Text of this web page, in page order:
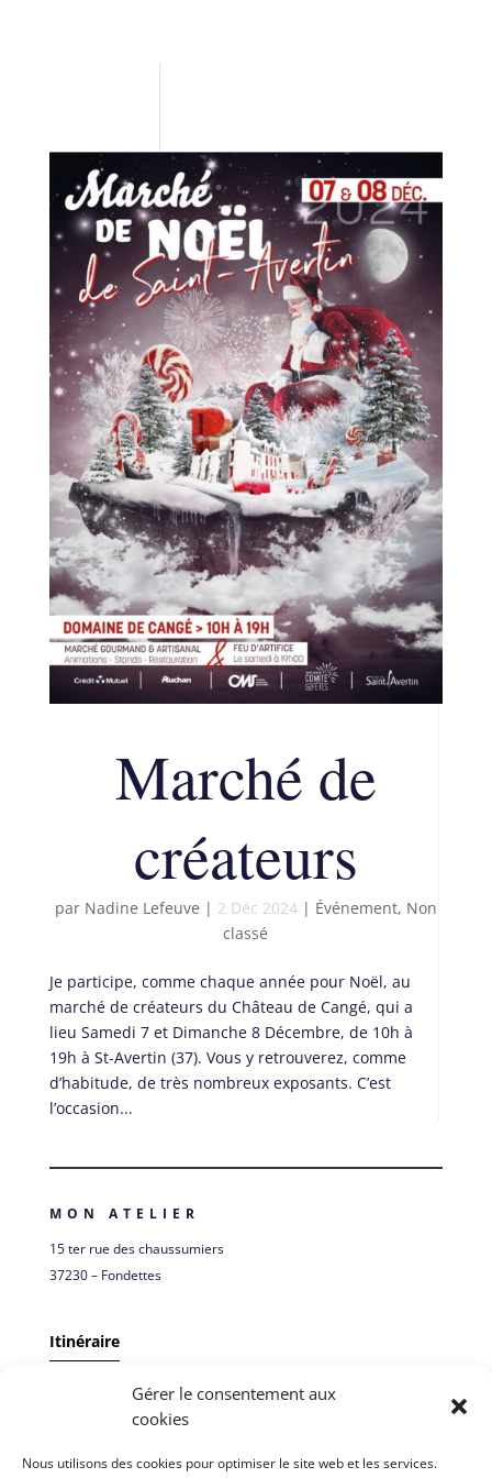
Gérer le consentement aux
cookies
Nous utilisons des cookies pour optimiser le site web et les services.
Marché de
créateurs
par Nadine Lefeuve | 2 Déc 2024| Événement, Non
classé
Je participe, comme chaque année pour Noël, au
marché de créateurs du Château de Cangé, qui a
lieu Samedi 7 et Dimanche 8 Décembre, de 10h à
19h à St-Avertin (37). Vous y retrouverez, comme
d’habitude, de très nombreux exposants. C’est
l’occasion...
MON ATELIER
15 ter rue des chaussumiers
37230 – Fondettes
Itinéraire
ME SUIVRE